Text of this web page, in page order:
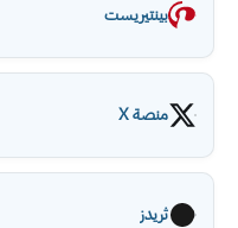
بينتيريست
منصة X
ثريدز